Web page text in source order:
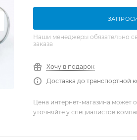
Наши менеджеры обязательно
заказа
Хочу в подарок
Доставка до транспортной
Цена интернет-магазина может
уточняйте у специалистов